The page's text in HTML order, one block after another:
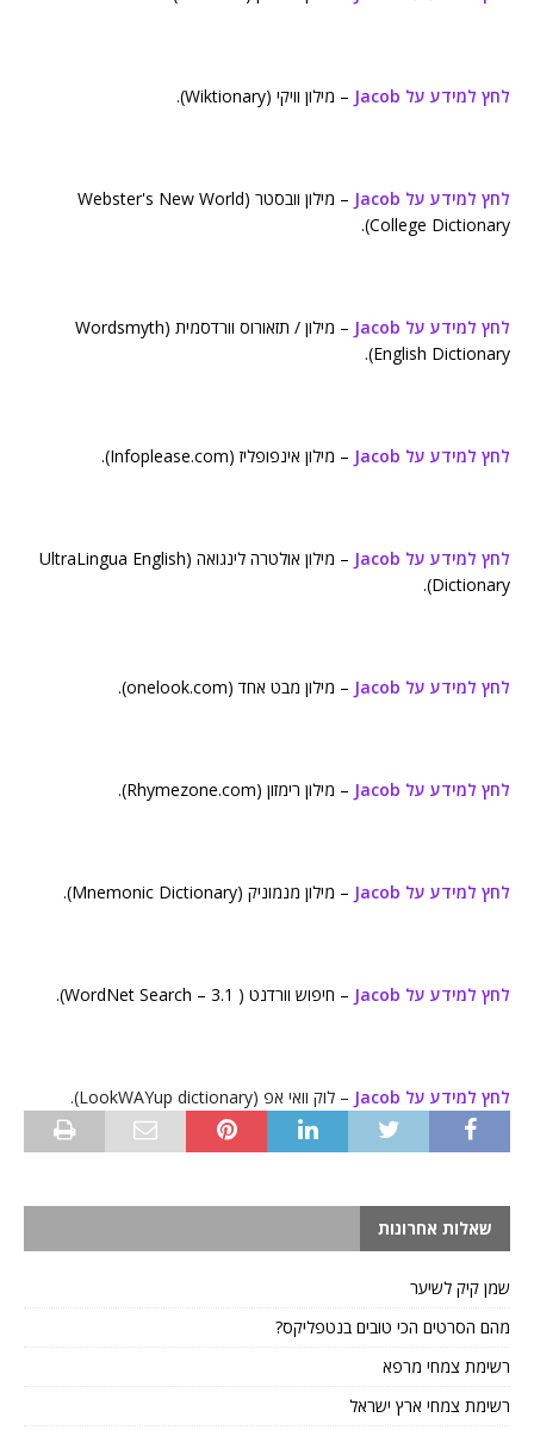
לחץ למידע על Jacob – מילון וויקי (Wiktionary).
לחץ למידע על Jacob
– מילון וובסטר (Webster's New World
College Dictionary).
לחץ למידע על Jacob
– מילון / תזאורוס וורדסמית (Wordsmyth
English Dictionary).
לחץ למידע על Jacob – מילון אינפופליז (Infoplease.com).
לחץ למידע על Jacob
– מילון אולטרה לינגואה (UltraLingua English
Dictionary).
לחץ למידע על Jacob – מילון מבט אחד (onelook.com).
לחץ למידע על Jacob – מילון רימזון (Rhymezone.com).
לחץ למידע על Jacob – מילון מנמוניק (Mnemonic Dictionary).
לחץ למידע על Jacob – חיפוש וורדנט ( WordNet Search – 3.1).
לחץ למידע על Jacob – לוק וואי אפ (LookWAYup dictionary).
שאלות אחרונות
שמן קיק לשיער
מהם הסרטים הכי טובים בנטפליקס?
רשימת צמחי מרפא
רשימת צמחי ארץ ישראל